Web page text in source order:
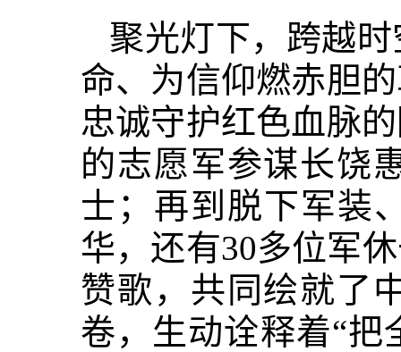
聚光灯下，跨越
命、为信仰燃赤胆
忠诚守护红色血脉
的志愿军参谋长饶
士；再到脱下军装
华，还有30多位军
赞歌，共同绘就了
卷，生动诠释着“